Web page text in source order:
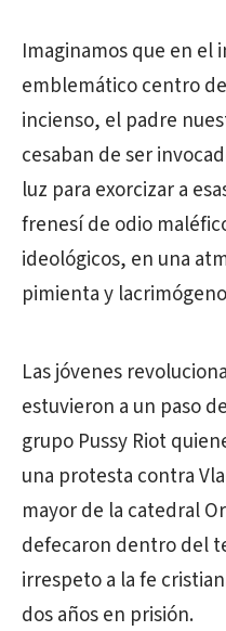
Imaginamos que en
emblemático centro
incienso, el padre
cesaban de ser
luz para exorcizar a
frenesí de odio
ideológicos, en una
pimienta y
Las jóvenes
estuvieron a un paso
grupo Pussy Riot
una protesta contra
mayor de la catedral
defecaron dentro del
irrespeto a la fe
dos años en prisión.